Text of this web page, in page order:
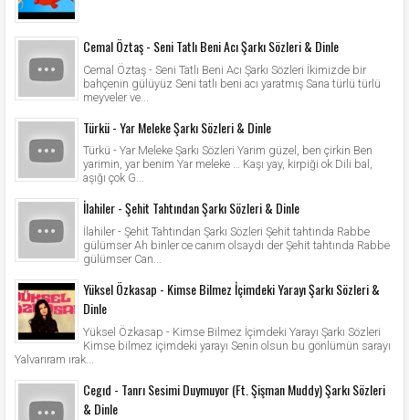
Cemal Öztaş - Seni Tatlı Beni Acı Şarkı Sözleri & Dinle
Cemal Öztaş - Seni Tatlı Beni Acı Şarkı Sözleri İkimizde bir
bahçenin gülüyüz Seni tatlı beni acı yaratmış Sana türlü türlü
meyveler ve...
Türkü - Yar Meleke Şarkı Sözleri & Dinle
Türkü - Yar Meleke Şarkı Sözleri Yarim güzel, ben çirkin Ben
yarimin, yar benim Yar meleke … Kaşı yay, kirpiği ok Dili bal,
aşığı çok G...
İlahiler - Şehit Tahtından Şarkı Sözleri & Dinle
İlahiler - Şehit Tahtından Şarkı Sözleri Şehit tahtında Rabbe
gülümser Ah binler ce canım olsaydı der Şehit tahtında Rabbe
gülümser Can...
Yüksel Özkasap - Kimse Bilmez İçimdeki Yarayı Şarkı Sözleri &
Dinle
Yüksel Özkasap - Kimse Bilmez İçimdeki Yarayı Şarkı Sözleri
Kimse bilmez içimdeki yarayı Senin olsun bu gönlümün sarayı
Yalvarıram ırak...
Cegıd - Tanrı Sesimi Duymuyor (Ft. Şişman Muddy) Şarkı Sözleri
& Dinle